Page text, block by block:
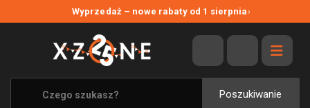
Wyprzedaż – nowe rabaty od 1 sierpnia›
Poszukiwanie
WYPRZEDAŻ
WSZYSTKIE MARKI
XZONE ORIGINALS